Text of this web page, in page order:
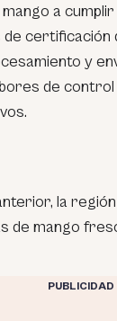
a
certificación
y
de
la
de mango
PUBLICIDAD